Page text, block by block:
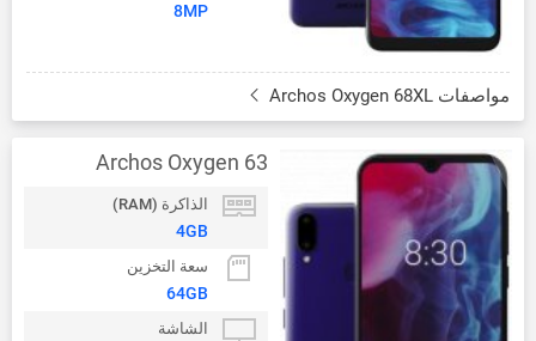
8MP
مواصفات Archos Oxygen 68XL
Archos Oxygen 63
الذاكرة (RAM)
4GB
سعة التخزين
64GB
الشاشة